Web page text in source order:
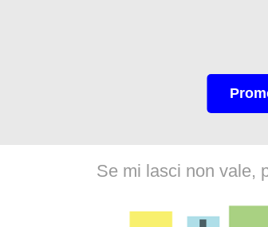
Se mi lasci non vale,